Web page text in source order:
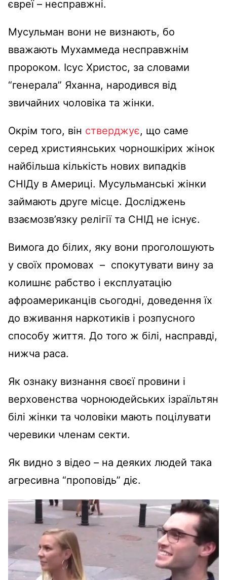
євреї – несправжні.
Мусульман вони не визнають, бо
вважають Мухаммеда несправжнім
пророком. Ісус Христос, за словами
“генерала” Яханна, народився від
звичайних чоловіка та жінки.
Окрім того, він стверджує, що саме
серед християнських чорношкірих жінок
найбільша кількість нових випадків
СНІДу в Америці. Мусульманські жінки
займають друге місце. Досліджень
взаємозв’язку релігії та СНІД не існує.
Вимога до білих, яку вони проголошують
у своїх промовах – спокутувати вину за
колишнє рабство і експлуатацію
афроамериканців сьогодні, доведення їх
до вживання наркотиків і розпусного
способу життя. До того ж білі, насправді,
нижча раса.
Як ознаку визнання своєї провини і
верховенства чорноюдейських ізраїльтян
білі жінки та чоловіки мають поцілувати
черевики членам секти.
Як видно з відео – на деяких людей така
агресивна “проповідь” діє.